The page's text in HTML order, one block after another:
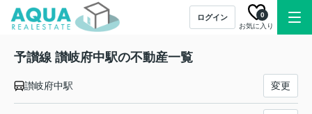
ログイン
お気に入り
0
予讃線 讃岐府中駅の不動産一覧
讃岐府中駅 変更